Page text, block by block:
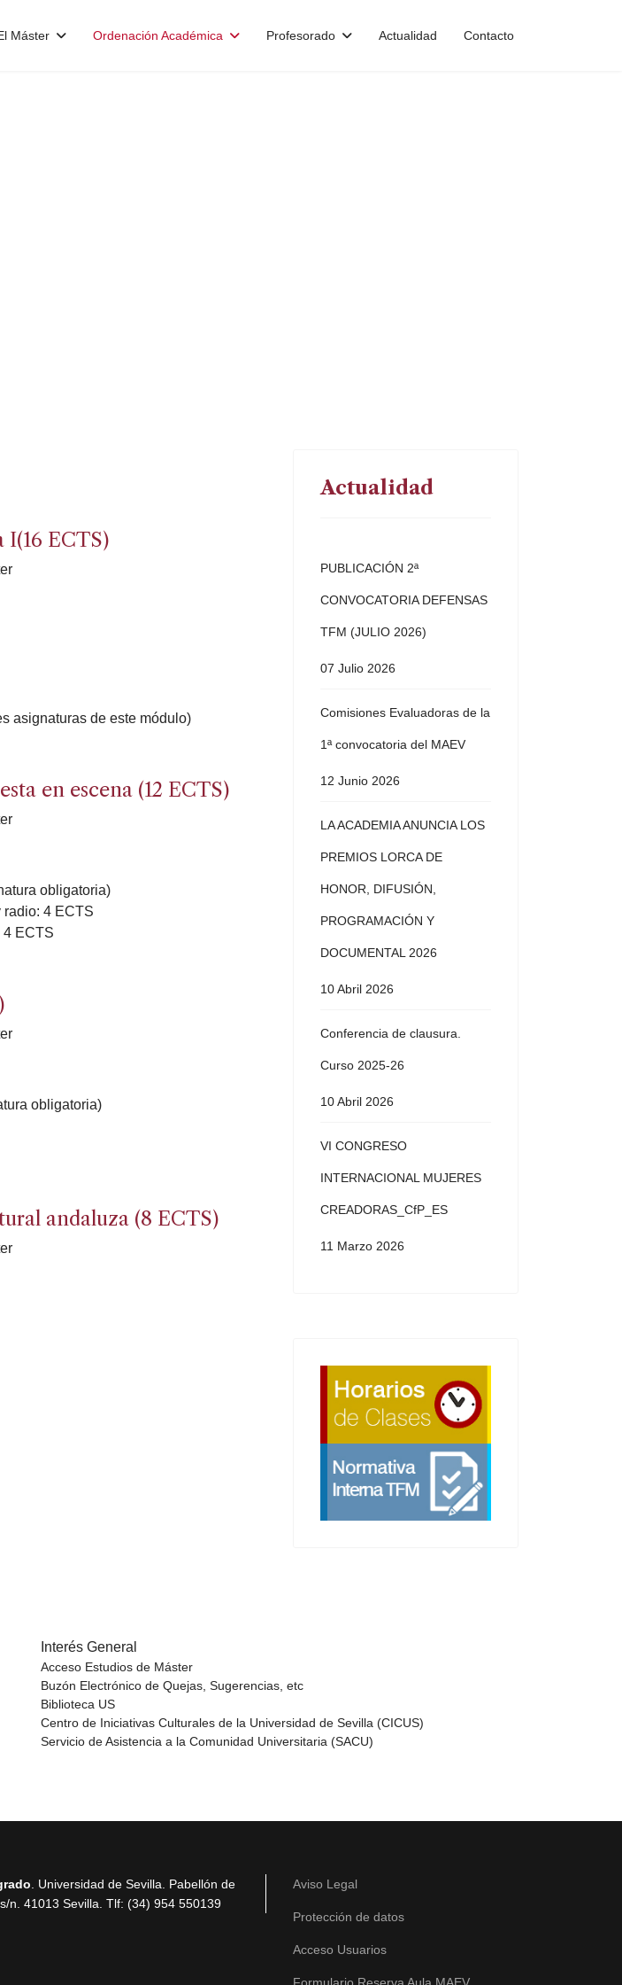
Máster Ordenación Académica Profesorado Actualidad Contacto
ECTS)
asignaturas de este módulo)
en escena (12 ECTS)
obligatoria)
radio: 4 ECTS
4 ECTS
obligatoria)
andaluza (8 ECTS)
Actualidad
PUBLICACIÓN 2ª
CONVOCATORIA DEFENSAS
TFM (JULIO 2026)
07 Julio 2026
Comisiones Evaluadoras de la
1ª convocatoria del MAEV
12 Junio 2026
LA ACADEMIA ANUNCIA LOS
PREMIOS LORCA DE
HONOR, DIFUSIÓN,
PROGRAMACIÓN Y
DOCUMENTAL 2026
10 Abril 2026
Conferencia de clausura.
Curso 2025-26
10 Abril 2026
VI CONGRESO
INTERNACIONAL MUJERES
CREADORAS_CfP_ES
11 Marzo 2026
Interés General
Acceso Estudios de Máster
Buzón Electrónico de Quejas, Sugerencias, etc
Biblioteca US
Centro de Iniciativas Culturales de la Universidad de Sevilla (CICUS)
Servicio de Asistencia a la Comunidad Universitaria (SACU)
. Universidad de Sevilla. Pabellón de
s/n. 41013 Sevilla. Tlf: (34) 954 550139
Aviso Legal
Protección de datos
Acceso Usuarios